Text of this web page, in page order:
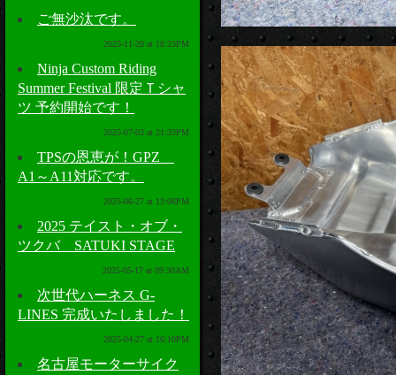
ご無沙汰です。
2025-11-20 at 18:23PM
Ninja Custom Riding
Summer Festival 限定Ｔシャ
ツ 予約開始です！
2025-07-03 at 21:33PM
TPSの恩恵が！GPZ
A1～A11対応です。
2025-06-27 at 13:06PM
2025 テイスト・オブ・
ツクバ SATUKI STAGE
2025-05-17 at 09:30AM
次世代ハーネス G-
LINES 完成いたしました！
2025-04-27 at 16:10PM
名古屋モーターサイク